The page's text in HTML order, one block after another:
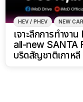
HEV / PHEV NEW CAR
เจาะลึกการทำงา
all-new SANTA
บริดสัญชาติเกาหลี